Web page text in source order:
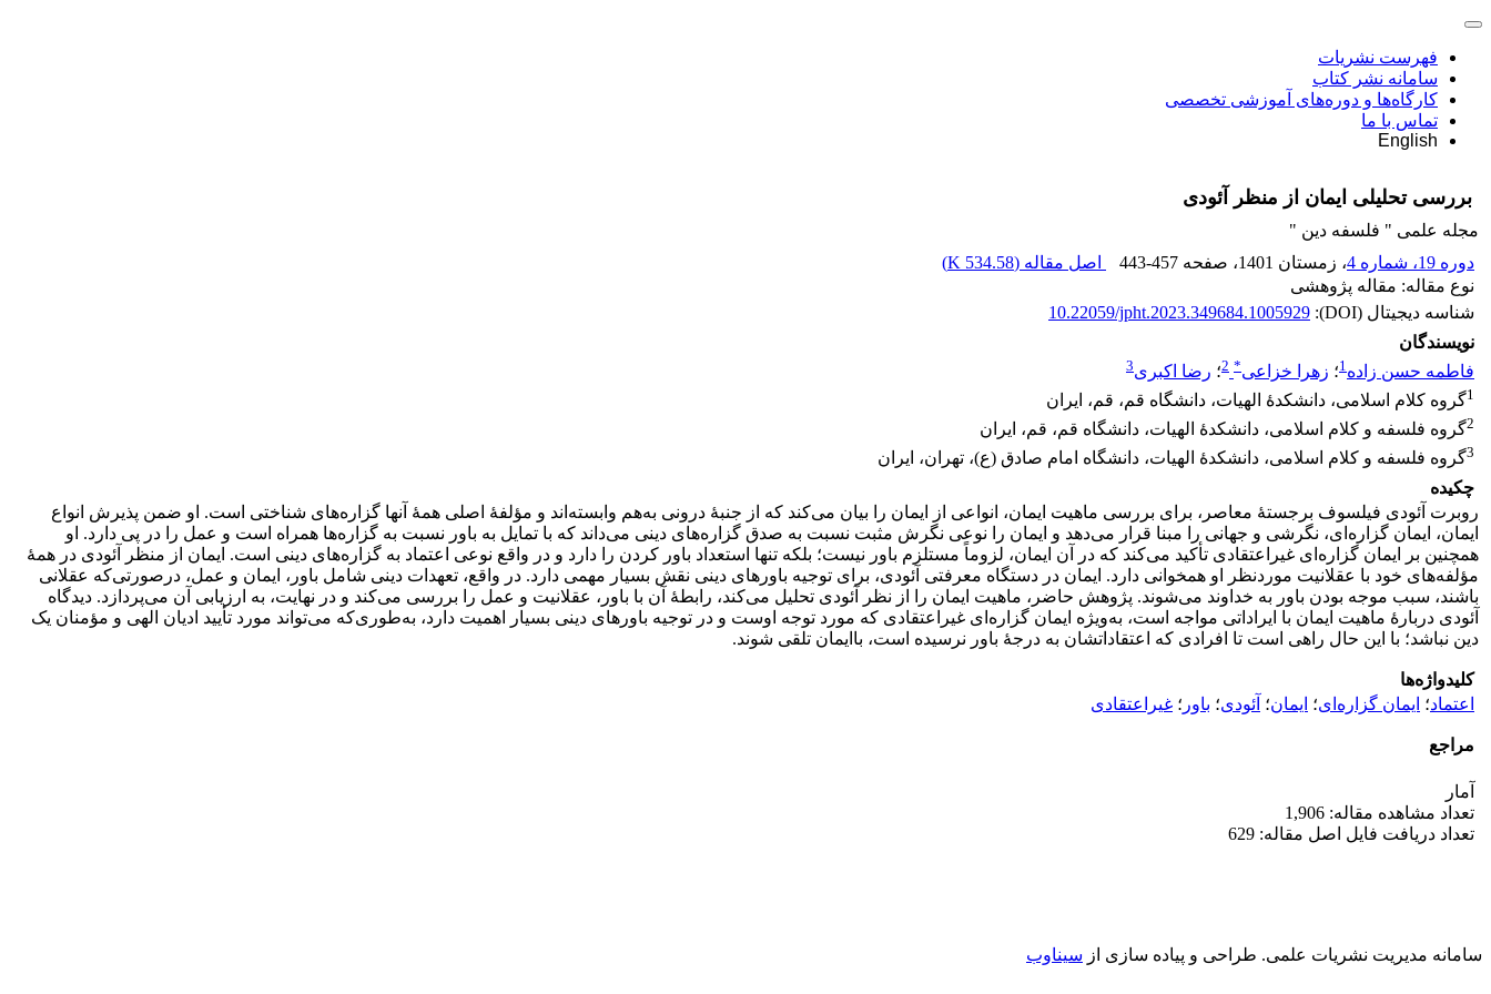
فهرست نشریات
سامانه نشر کتاب
کارگاه‌ها و دوره‌های آموزشی تخصصی
تماس با ما
English
بررسی تحلیلی ایمان از منظر آئودی
مجله علمی " فلسفه دین "
دوره 19، شماره 4
، زمستان 1401 ، صفحه 443-457 اصل مقاله (534.58 K
)
نوع مقاله: مقاله پژوهشی
شناسه دیجیتال (DOI):
10.22059/jpht.2023.349684.1005929
نویسندگان
فاطمه حسن زاده1؛ زهرا خزاعی*
2؛ رضا اکبری3
1گروه کلام اسلامی، دانشکدۀ الهیات، دانشگاه قم، قم، ایران
2گروه فلسفه و کلام اسلامی، دانشکدۀ الهیات، دانشگاه قم، قم، ایران
3گروه فلسفه و کلام اسلامی، دانشکدۀ الهیات، دانشگاه امام صادق (ع)، تهران، ایران
چکیده
روبرت آئودی فیلسوف برجستۀ معاصر، برای بررسی ماهیت ایمان، انواعی از ایمان را بیان می‌کند که از جنبۀ درونی به‌هم وابسته‌اند و مؤلفۀ اصلی همۀ آنها گزاره‌های شناختی است. او ضمن پذیرش انواع
ایمان، ایمان گزاره‌ای، نگرشی و جهانی را مبنا قرار می‌دهد و ایمان را نوعی نگرش مثبت نسبت به صدق گزاره‌های دینی می‌داند که با تمایل به باور نسبت به گزاره‌ها همراه است و عمل را در پی دارد. او
همچنین بر ایمان گزاره‌ای غیراعتقادی تأکید می‌کند که در آن ایمان، لزوماً مستلزم باور نیست؛ بلکه تنها استعداد باور کردن را دارد و در واقع نوعی اعتماد به گزاره‌های دینی است. ایمان از منظر آئودی در همۀ
مؤلفه‌های خود با عقلانیت موردنظر او همخوانی دارد. ایمان در دستگاه معرفتی آئودی، برای توجیه باورهای دینی نقش بسیار مهمی دارد. در واقع، تعهدات دینی شامل باور، ایمان و عمل، درصورتی‌که عقلانی
باشند، سبب موجه بودن باور به خداوند می‌شوند. پژوهش حاضر، ماهیت ایمان را از نظر آئودی تحلیل می‌کند، رابطۀ آن با باور، عقلانیت و عمل را بررسی می‌کند و در نهایت، به ارزیابی آن می‌پردازد. دیدگاه
آئودی دربارۀ ماهیت ایمان با ایراداتی مواجه است، به‌ویژه ایمان گزاره‌ای غیراعتقادی که مورد توجه اوست و در توجیه باورهای دینی بسیار اهمیت دارد، به‌طوری‌که می‌تواند مورد تأیید ادیان الهی و مؤمنان یک
دین نباشد؛ با این حال راهی است تا افرادی که اعتقاداتشان به درجۀ باور نرسیده است، باایمان تلقی شوند.
کلیدواژه‌ها
اعتماد؛ ایمان گزاره‌ای؛ ایمان؛ آئودی؛ باور ؛ غیراعتقادی
مراجع
آمار
تعداد مشاهده مقاله: 1,906
تعداد دریافت فایل اصل مقاله: 629
سامانه مدیریت نشریات علمی. طراحی و پیاده سازی از سیناوب